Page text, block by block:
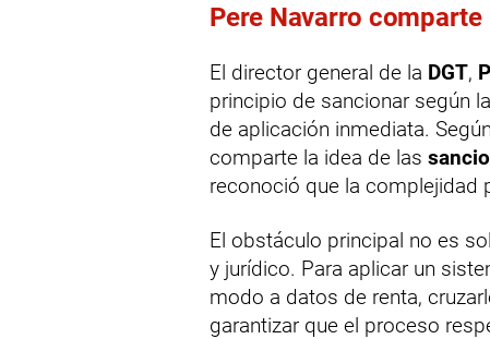
Pere Navarro
El director general de la DGT,
principio de sancionar según
de aplicación inmediata.
comparte la idea de las
reconoció que la complejidad
El obstáculo principal no es
y jurídico. Para aplicar un
modo a datos de renta,
garantizar que el proceso